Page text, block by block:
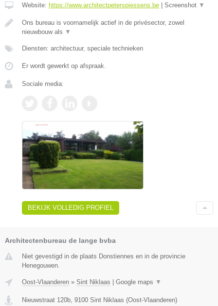
Website: https://www.architectpeterspiessens.be Screenshot ▼
Ons bureau is voornamelijk actief in de privésector, zowel
nieuwbouw als ▼
Diensten: architectuur, speciale technieken
Er wordt gewerkt op afspraak.
Sociale media:
BEKIJK VOLLEDIG PROFIEL
Architectenbureau de lange bvba
Niet gevestigd in de plaats Donstiennes en in de provincie
Henegouwen.
Oost-Vlaanderen » Sint Niklaas Google maps ▼
Nieuwstraat 120b 9100 Sint Niklaas (Oost-Vlaanderen)